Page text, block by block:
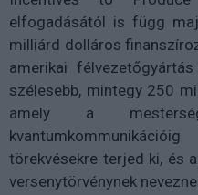
elfogadásától is függ
milliárd dolláros
amerikai
szélesebb, mintegy 250
amely a
törekvésekre terjed ki, és
versenytörvénynek